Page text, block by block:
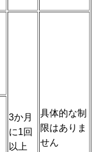
3か月
に1回
以上
具体的な制
限はありま
せん